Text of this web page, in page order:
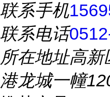
联系手机
联系电话
所在地址高新
港龙城一幢